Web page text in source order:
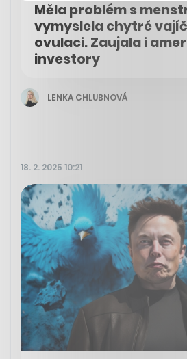
Měla problém s
vymyslela chytré
ovulaci. Zaujala i
investory
LENKA CHLUBNOVÁ
18. 2. 2025 10:21